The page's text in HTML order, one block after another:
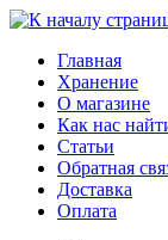
Главная
Хранение
О магазине
Как нас
Статьи
Обратная
Доставка
Оплата